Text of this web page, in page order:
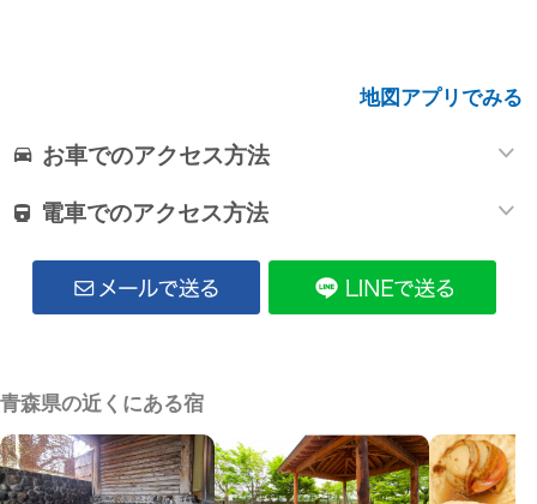
地図アプリでみる
お車でのアクセス方法
電車でのアクセス方法
青森県の近くにある宿